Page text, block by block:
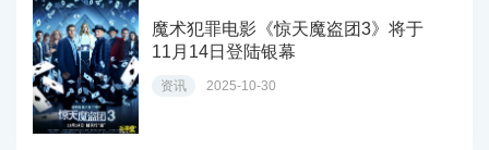
魔术犯罪电影《惊天魔盗团3》将于
11月14日登陆银幕
资讯 2025-10-30